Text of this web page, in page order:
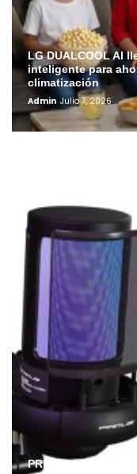
LG DUALCOOL AI
inteligente para
climatización
Admin Julio 7, 2026
PRIMUS lanza en